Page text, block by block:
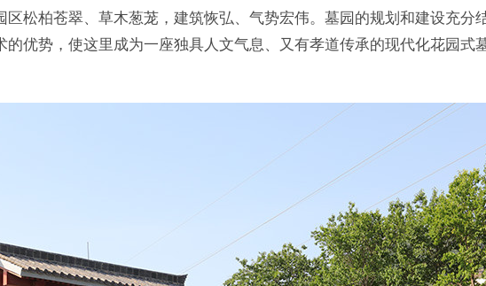
松柏苍翠、草木葱茏，建筑恢弘、气势宏伟。墓园的规划和建设充分
优势，使这里成为一座独具人文气息、又有孝道传承的现代化花园式